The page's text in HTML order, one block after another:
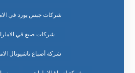
شركات جبس بورد في
شركات صبغ في
شركة أصباغ ناشيونال